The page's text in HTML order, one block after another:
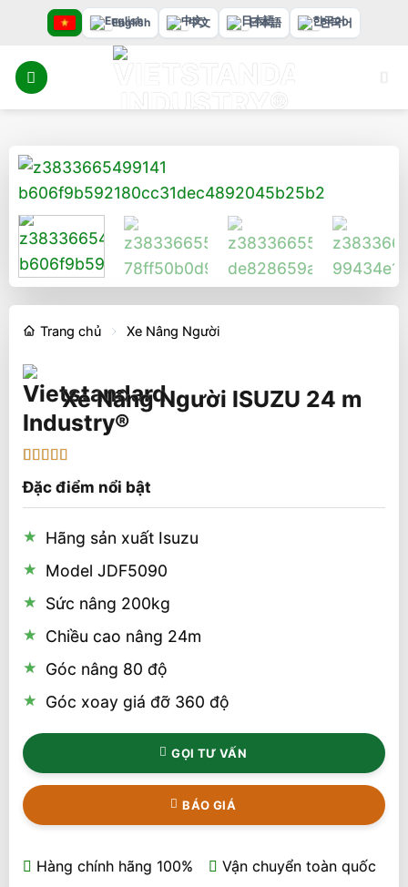
nội
dung
English 中文 日本語 한국어
Trang chủ Xe Nâng Người
Xe Nâng Người ISUZU 24 m
trên 5 dựa
trênđánh
giá
Đặc điểm nổi bật
Hãng sản xuất Isuzu
Model JDF5090
Sức nâng 200kg
Chiều cao nâng 24m
Góc nâng 80 độ
Góc xoay giá đỡ 360 độ
GỌI TƯ VẤN
BÁO GIÁ
Hàng chính hãng 100%
Vận chuyển toàn quốc